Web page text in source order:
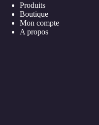
Produits
Boutique
Mon compte
A propos